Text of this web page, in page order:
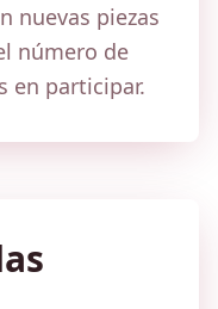
nuevas piezas
número de
en participar.